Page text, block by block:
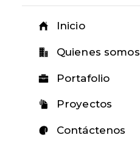
Inicio
Quienes somos
Portafolio
Proyectos
Contáctenos